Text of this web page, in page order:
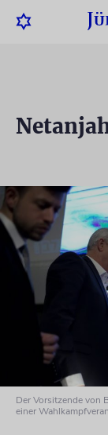
Der Vorsitzende von
einer